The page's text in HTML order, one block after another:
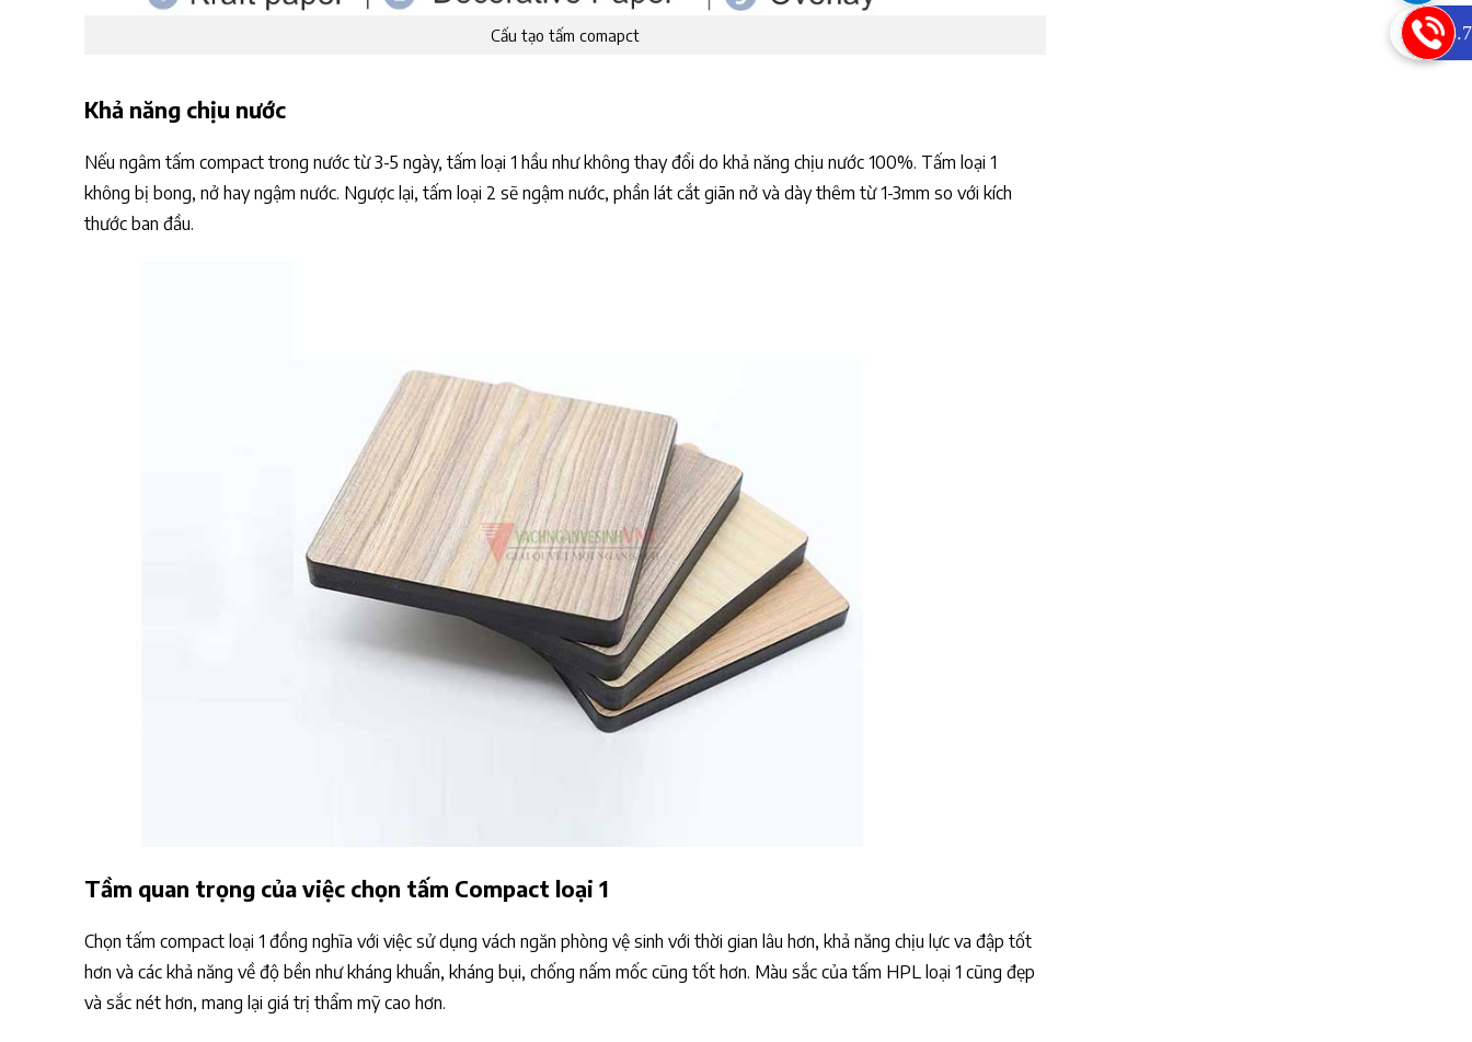
Cấu tạo tấm comapct
Khả năng chịu nước
Nếu ngâm tấm compact trong nước từ 3-5 ngày, tấm loại 1 hầu như không thay đổi do khả năng chịu nước 100%. Tấm loại 1
không bị bong, nở hay ngậm nước. Ngược lại, tấm loại 2 sẽ ngậm nước, phần lát cắt giãn nở và dày thêm từ 1-3mm so với kích
thước ban đầu.
Tầm quan trọng của việc chọn tấm Compact loại 1
Chọn tấm compact loại 1 đồng nghĩa với việc sử dụng vách ngăn phòng vệ sinh với thời gian lâu hơn, khả năng chịu lực va đập tốt
hơn và các khả năng về độ bền như kháng khuẩn, kháng bụi, chống nấm mốc cũng tốt hơn. Màu sắc của tấm HPL loại 1 cũng đẹp
và sắc nét hơn, mang lại giá trị thẩm mỹ cao hơn.